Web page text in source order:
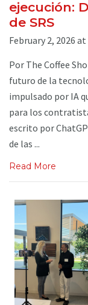
ejecución:
de SRS
February 2, 2026 at
Por The Coffee
futuro de la
impulsado por IA
para los
escrito por
de las ...
Read More